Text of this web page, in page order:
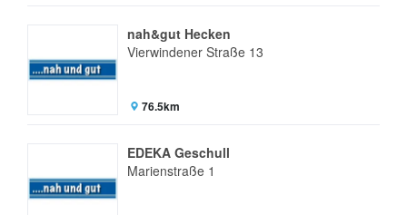
nah&gut Hecken
Vierwindener Straße 13
76.5km
EDEKA Geschull
Marienstraße 1